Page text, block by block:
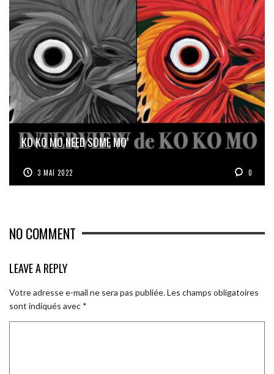
KO KO MO NEED SOME MO’
3 MAI 2022 0
NO COMMENT
LEAVE A REPLY
Votre adresse e-mail ne sera pas publiée.Les champs obligatoires
sont indiqués avec *